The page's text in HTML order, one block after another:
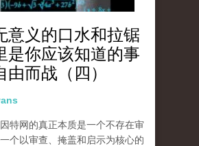
意义的口水和拉锯
是你应该知道的事
而战（四）
因特网的真正本质是一个不存在审
个以审查、掩盖和启示为核心的